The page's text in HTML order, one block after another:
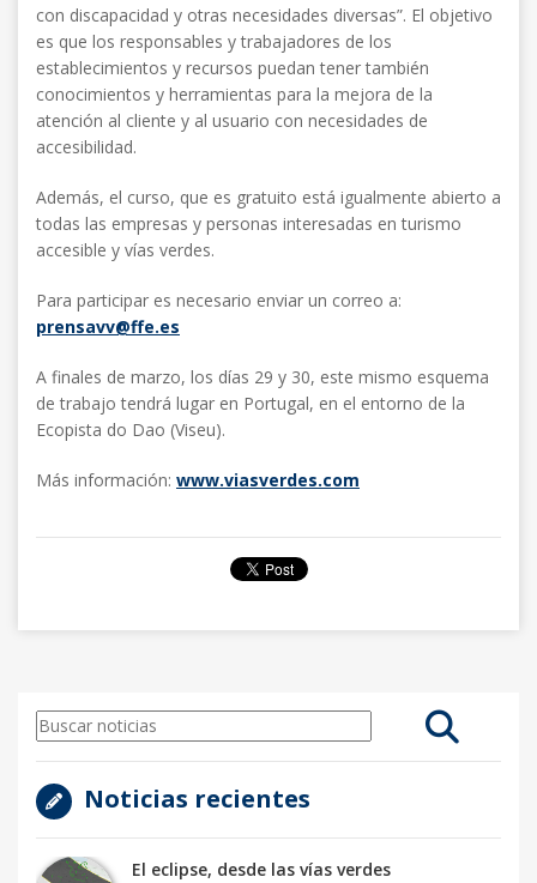
con discapacidad y otras necesidades diversas”. El objetivo
es que los responsables y trabajadores de los
establecimientos y recursos puedan tener también
conocimientos y herramientas para la mejora de la
atención al cliente y al usuario con necesidades de
accesibilidad.
Además, el curso, que es gratuito está igualmente abierto a
todas las empresas y personas interesadas en turismo
accesible y vías verdes.
Para participar es necesario enviar un correo a:
prensavv@ffe.es
A finales de marzo, los días 29 y 30, este mismo esquema
de trabajo tendrá lugar en Portugal, en el entorno de la
Ecopista do Dao (Viseu).
Más información: www.viasverdes.com
Noticias recientes
El eclipse, desde las vías verdes